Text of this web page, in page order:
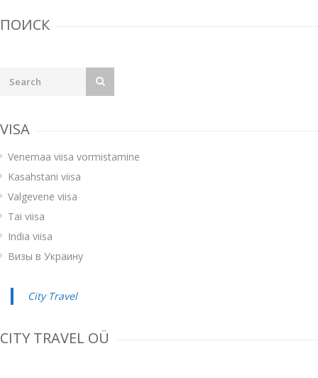
ПОИСК
VISA
Venemaa viisa vormistamine
Kasahstani viisa
Valgevene viisa
Tai viisa
India viisa
Визы в Украину
City Travel
CITY TRAVEL OÜ